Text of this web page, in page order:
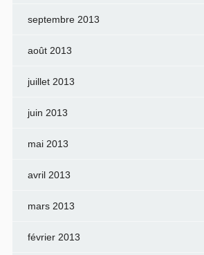
septembre 2013
août 2013
juillet 2013
juin 2013
mai 2013
avril 2013
mars 2013
février 2013